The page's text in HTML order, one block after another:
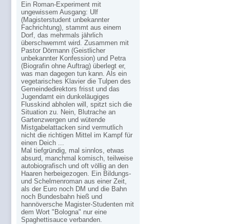
Ein Roman-Experiment mit
ungewissem Ausgang: Ulf
(Magisterstudent unbekannter
Fachrichtung), stammt aus einem
Dorf, das mehrmals jährlich
überschwemmt wird. Zusammen mit
Pastor Dörmann (Geistlicher
unbekannter Konfession) und Petra
(Biografin ohne Auftrag) überlegt er,
was man dagegen tun kann. Als ein
vegetarisches Klavier die Tulpen des
Gemeindedirektors frisst und das
Jugendamt ein dunkeläugiges
Flusskind abholen will, spitzt sich die
Situation zu. Nein, Blutrache an
Gartenzwergen und wütende
Mistgabelattacken sind vermutlich
nicht die richtigen Mittel im Kampf für
einen Deich ...
Mal tiefgründig, mal sinnlos, etwas
absurd, manchmal komisch, teilweise
autobiografisch und oft völlig an den
Haaren herbeigezogen. Ein Bildungs-
und Schelmenroman aus einer Zeit,
als der Euro noch DM und die Bahn
noch Bundesbahn hieß und
hannöversche Magister-Studenten mit
dem Wort "Bologna" nur eine
Spaghettisauce verbanden.